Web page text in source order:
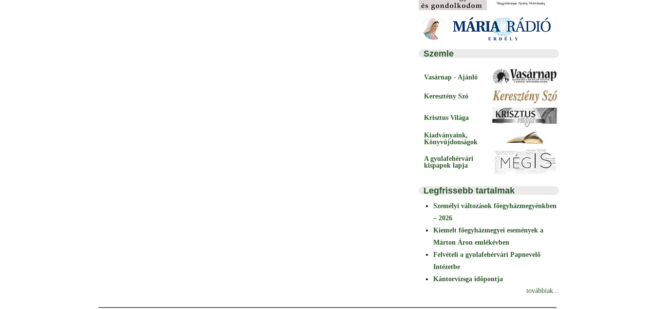
Szemle
Vasárnap - Ajánló
Keresztény Szó
Krisztus Világa
Kiadványaink,
Könyvújdonságok
A gyulafehérvári
kispapok lapja
Legfrissebb tartalmak
Személyi változások főegyházmegyénkben
– 2026
Kiemelt főegyházmegyei események a
Márton Áron emlékévben
Felvételi a gyulafehérvári Papnevelő
Intézetbe
Kántorvizsga időpontja
továbbiak...